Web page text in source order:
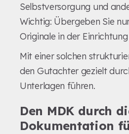
Selbstversorgung und
Wichtig: Übergeben Sie
Originale in der
Mit einer solchen
den Gutachter gezielt
Unterlagen führen.
Den MDK durch
Dokumentation